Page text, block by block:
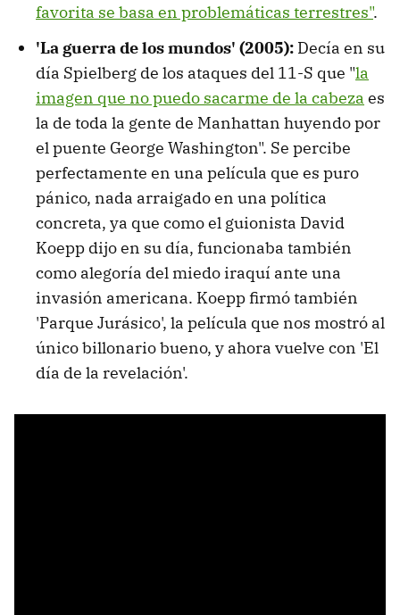
favorita se basa en problemáticas terrestres".
'La guerra de los mundos' (2005): Decía en su
día Spielberg de los ataques del 11-S que "la
imagen que no puedo sacarme de la cabeza es
la de toda la gente de Manhattan huyendo por
el puente George Washington". Se percibe
perfectamente en una película que es puro
pánico, nada arraigado en una política
concreta, ya que como el guionista David
Koepp dijo en su día, funcionaba también
como alegoría del miedo iraquí ante una
invasión americana. Koepp firmó también
'Parque Jurásico', la película que nos mostró al
único billonario bueno, y ahora vuelve con 'El
día de la revelación'.